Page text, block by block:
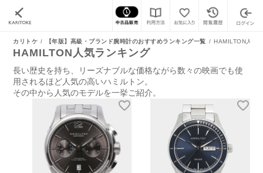
カリトケ 【年版】高級・ブランド腕時計のおすすめランキング一覧 HAMILTON人気
HAMILTON人気ランキング
長い歴史を持ち、リーズナブルな価格ながら数々の映画でも使
用されるほど人気の高いハミルトン。
その中から人気のモデルを一挙ご紹介。